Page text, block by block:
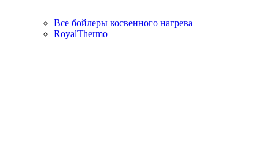
Все бойлеры косвенного нагрева
RoyalThermo